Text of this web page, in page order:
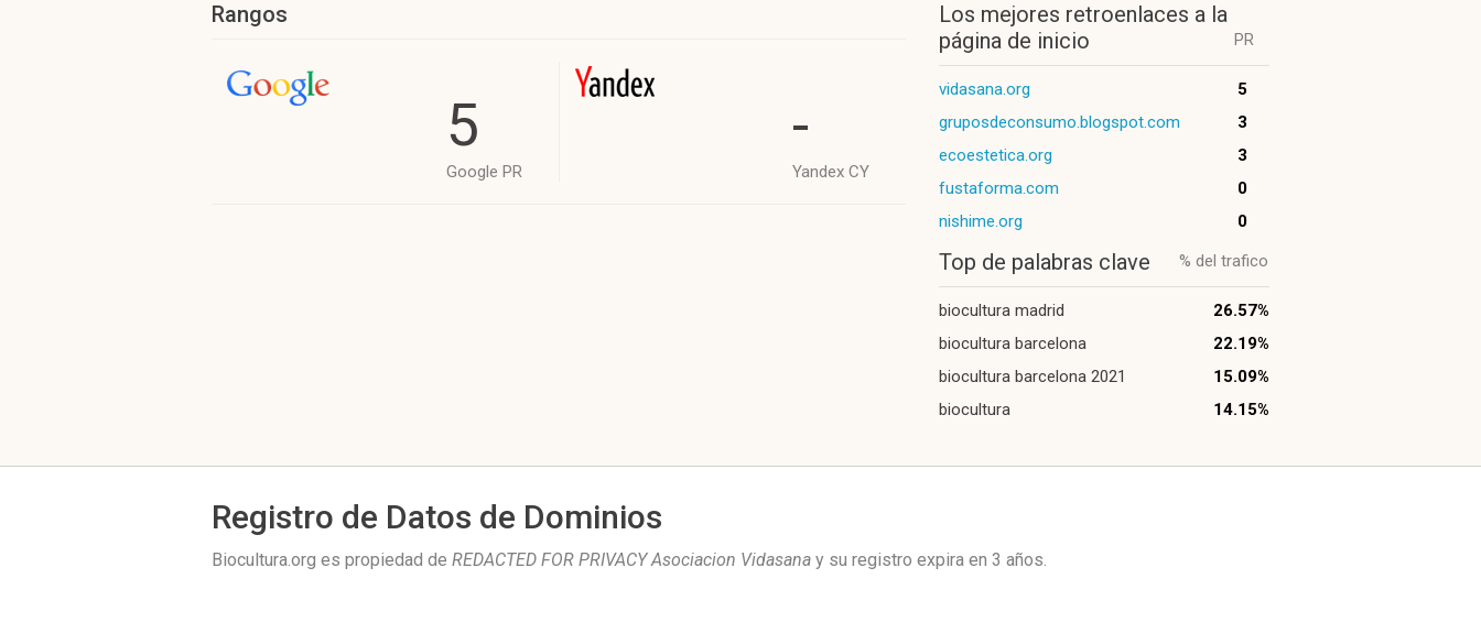
Rangos
5
Google PR
-
Yandex CY
Los mejores retroenlaces a la
página de inicio
PR
vidasana.org
5
gruposdeconsumo.blogspot.com
3
ecoestetica.org
3
fustaforma.com
0
nishime.org
0
Top de palabras clave % del trafico
biocultura madrid
26.57%
biocultura barcelona
22.19%
biocultura barcelona 2021
15.09%
biocultura
14.15%
Registro de Datos de Dominios
Biocultura.org es propiedad de REDACTED FOR PRIVACY Asociacion Vidasana y su registro expira en 3 años.